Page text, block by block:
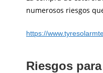
numerosos riesgos
https://
Riesgos